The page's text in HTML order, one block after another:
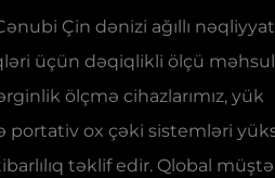
Çin dənizi ağıllı
üçün dəqiqlikli ölçü
ölçmə cihazlarımız, yük
portativ ox çəki sistemləri
təklif edir. Qlobal